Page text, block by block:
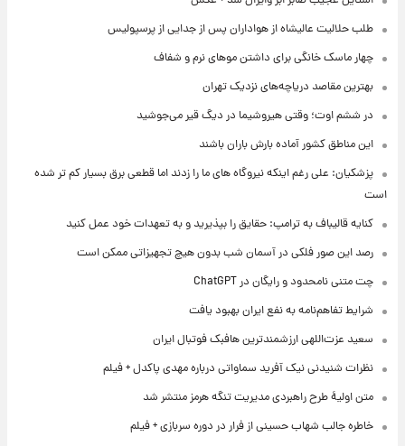
طلب حلالیت عالیشاه از هواداران پس از جدایی از پرسپولیس
چهار ماسک خانگی برای داشتن موهای نرم و شفاف
بهترین مقاصد دریاچه‌های نزدیک تهران
در ششم اوت؛ وقتی هیروشیما در دیگ قیر می‌جوشید
این مناطق کشور آماده بارش باران باشند
پزشکیان: علی رغم اینکه نیروگاه های ما را زدند اما قطعی برق بسیار کم تر شده
است
کنایه قالیباف به ترامپ: حقایق را بپذیرید و به تعهدات خود عمل کنید
رصد این صور فلکی در آسمان شب بدون هیچ تجهیزاتی ممکن است
چت متنی نامحدود و رایگان در ChatGPT
شرایط تفاهم‌نامه به نفع ایران بهبود یافت
سعید عزت‌اللهی ارزشمندترین هافبک فوتبال ایران
نظرات شنیدنی نیک آفرید سماواتی درباره مهدی پاکدل + فیلم
متن اولیۀ طرح راهبردی مدیریت تنگه هرمز منتشر شد
خاطره جالب شهاب حسینی از فرار در دوره سربازی + فیلم